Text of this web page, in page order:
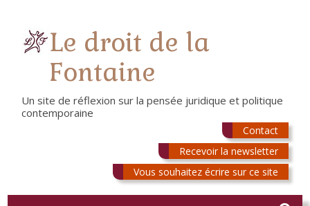
Le droit de la
Fontaine
Un site de réflexion sur la pensée juridique et politique
contemporaine
Contact
Recevoir la newsletter
Vous souhaitez écrire sur ce site